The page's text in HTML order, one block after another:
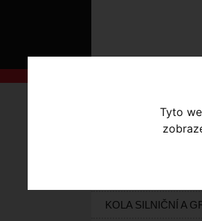
Tyto
KOLA S-WORKS
KOLA SILNIČNÍ A